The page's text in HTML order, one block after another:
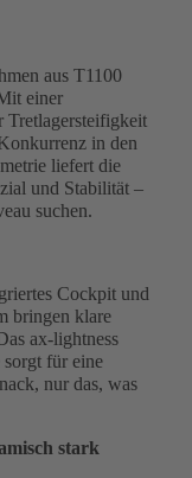
aus T1100
einer
Tretlagersteifigkeit
in den
liefert die
und Stabilität –
suchen.
Cockpit und
bringen klare
ax-lightness
für eine
nur das, was
stark